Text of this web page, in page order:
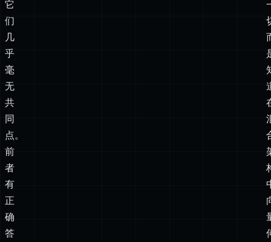
为
工
程
问
题，
它
们
几
乎
毫
无
共
同
点。
前